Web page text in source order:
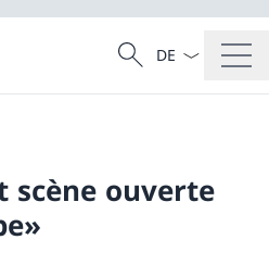
Recherche
Recherche
La langue
scène ouverte